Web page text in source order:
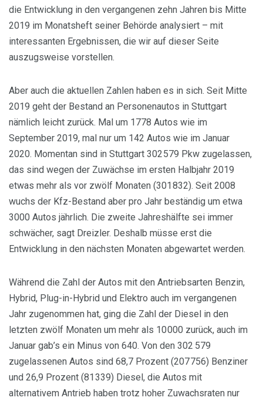
die Entwicklung in den vergangenen zehn Jahren bis Mitte
2019 im Monatsheft seiner Behörde analysiert – mit
interessanten Ergebnissen, die wir auf dieser Seite
auszugsweise vorstellen.
Aber auch die aktuellen Zahlen haben es in sich. Seit Mitte
2019 geht der Bestand an Personenautos in Stuttgart
nämlich leicht zurück. Mal um 1778 Autos wie im
September 2019, mal nur um 142 Autos wie im Januar
2020. Momentan sind in Stuttgart 302 579 Pkw zugelassen,
das sind wegen der Zuwächse im ersten Halbjahr 2019
etwas mehr als vor zwölf Monaten (301 832). Seit 2008
wuchs der Kfz-Bestand aber pro Jahr beständig um etwa
3000 Autos jährlich. Die zweite Jahreshälfte sei immer
schwächer, sagt Dreizler. Deshalb müsse erst die
Entwicklung in den nächsten Monaten abgewartet werden.
Während die Zahl der Autos mit den Antriebsarten Benzin,
Hybrid, Plug-in-Hybrid und Elektro auch im vergangenen
Jahr zugenommen hat, ging die Zahl der Diesel in den
letzten zwölf Monaten um mehr als 10 000 zurück, auch im
Januar gab’s ein Minus von 640. Von den 302 579
zugelassenen Autos sind 68,7 Prozent (207 756) Benziner
und 26,9 Prozent (81 339) Diesel, die Autos mit
alternativem Antrieb haben trotz hoher Zuwachsraten nur